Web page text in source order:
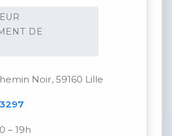
DE
Noir, 59160 Lille
– 19h